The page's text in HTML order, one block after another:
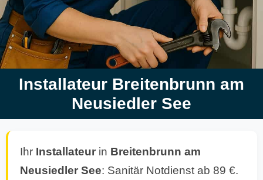
Installateur Breitenbrunn am
Neusiedler See
Ihr Installateur in Breitenbrunn am
Neusiedler See: Sanitär Notdienst ab 89 €.